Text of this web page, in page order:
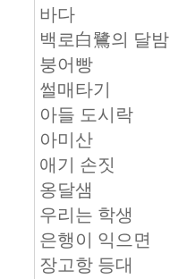
바다
백로白鷺의 달밤
붕어빵
썰매타기
아들 도시락
아미산
애기 손짓
옹달샘
우리는 학생
은행이 익으면
장고항 등대